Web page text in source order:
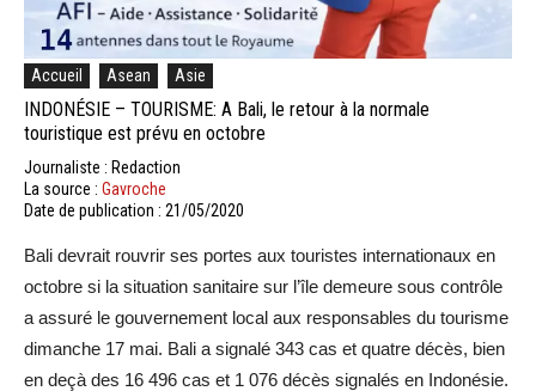
Accueil Asean Asie
INDONÉSIE – TOURISME: A Bali, le retour à la normale
touristique est prévu en octobre
Journaliste : Redaction
La source : Gavroche
Date de publication : 21/05/2020
Bali devrait rouvrir ses portes aux touristes internationaux en
octobre si la situation sanitaire sur l’île demeure sous contrôle
a assuré le gouvernement local aux responsables du tourisme
dimanche 17 mai. Bali a signalé 343 cas et quatre décès, bien
en deçà des 16 496 cas et 1 076 décès signalés en Indonésie.